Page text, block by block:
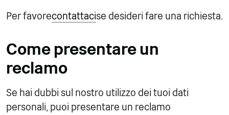
Per favorecontattacise desideri fare una richiesta.
Come presentare un
reclamo
Se hai dubbi sul nostro utilizzo dei tuoi dati
personali, puoi presentare un reclamo